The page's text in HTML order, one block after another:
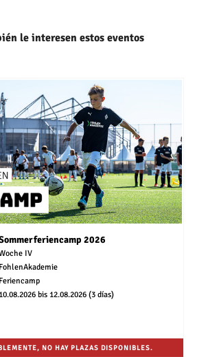
le interesen estos eventos
2026
IV
FohlenAkademie
Feriencamp
10.08.2026 bis 12.08.2026 (3 días)
NO HAY PLAZAS DISPONIBLES.